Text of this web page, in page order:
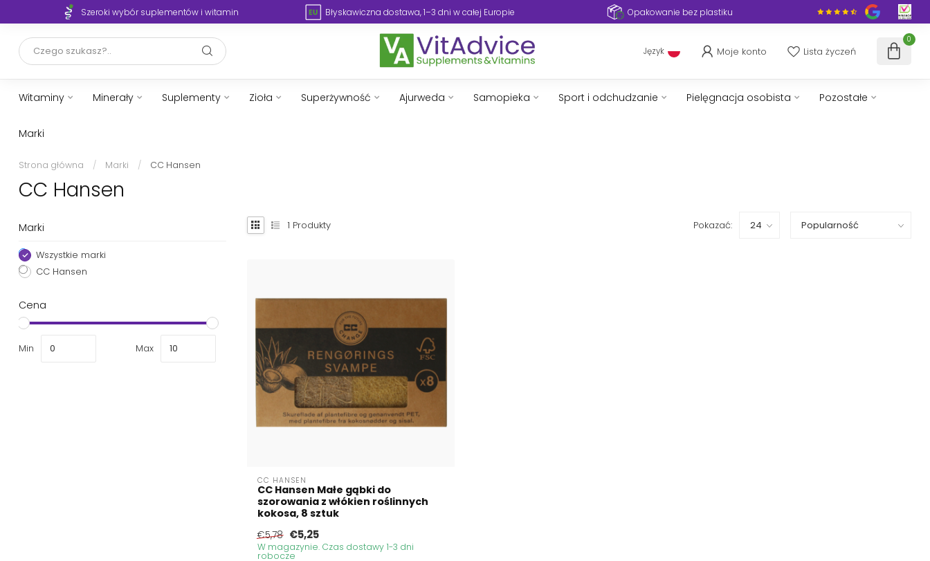
Szeroki wybór suplementów i witamin Błyskawiczna dostawa, 1–3 dni w całej Europie Opakowanie bez plastiku
Język Moje konto Lista życzeń
0
Witaminy Minerały Suplementy Zioła Superżywność Ajurweda Samopieka Sport i odchudzanie Pielęgnacja osobista Pozostałe
Marki
Strona główna / Marki / CC Hansen
CC Hansen
Marki
Wszystkie marki
CC Hansen
Cena
Min Max
1 Produkty Pokazać:
CC HANSEN
CC Hansen Małe gąbki do
szorowania z włókien roślinnych
kokosa, 8 sztuk
€5,78 €5,25
W magazynie. Czas dostawy 1-3 dni
robocze